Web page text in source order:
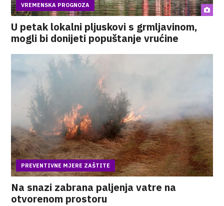
VREMENSKA PROGNOZA
U petak lokalni pljuskovi s grmljavinom,
mogli bi donijeti popuštanje vrućine
PREVENTIVNE MJERE ZAŠTITE
Na snazi zabrana paljenja vatre na
otvorenom prostoru